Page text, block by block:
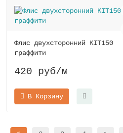
Флис двухсторонний KIT150
граффити
420 руб/м
В Корзину